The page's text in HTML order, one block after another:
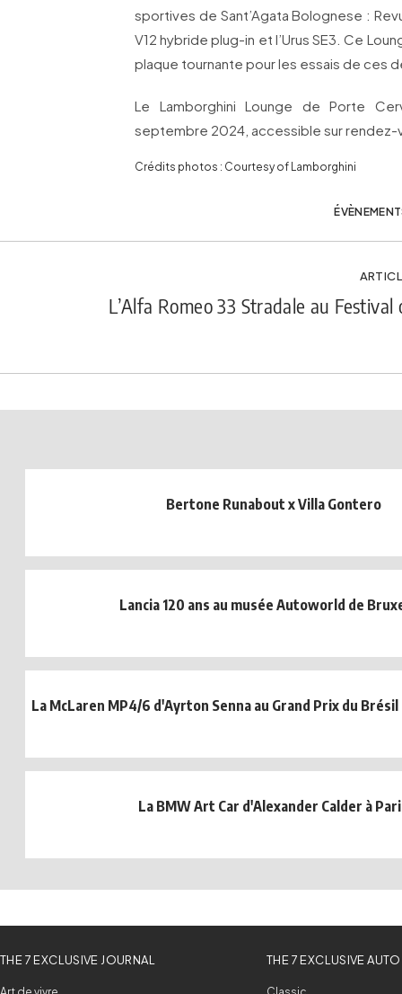
sportives de Sant’Agata Bolognese :
V12 hybride plug-in et l’Urus SE3. Ce
plaque tournante pour les essais de ces
Le Lamborghini Lounge de Porte
septembre 2024, accessible sur rendez-
Crédits photos : Courtesy of Lamborghini
L’Alfa Romeo 33 Stradale au Festival
Bertone Runabout x Villa Gontero
Lancia 120 ans au musée Autoworld de
La McLaren MP4/6 d'Ayrton Senna au Grand Prix du Brésil
La BMW Art Car d'Alexander Calder à
THE 7 EXCLUSIVE JOURNAL THE 7 EXCLUSIVE AUTO